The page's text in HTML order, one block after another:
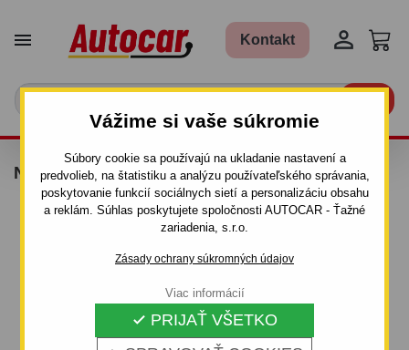
Vážime si vaše súkromie
Súbory cookie sa používajú na ukladanie nastavení a
predvolieb, na štatistiku a analýzu používateľského správania,
poskytovanie funkcií sociálnych sietí a personalizáciu obsahu
a reklám. Súhlas poskytujete spoločnosti AUTOCAR - Ťažné
zariadenia, s.r.o.
Zásady ochrany súkromných údajov
 PRIJAŤ VŠETKO
Viac informácií
 Kontakt 
NÁPRAVA DO 1500 KG